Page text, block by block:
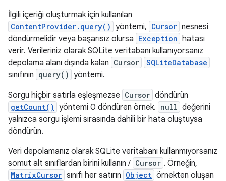
İlgili içeriği oluşturmak için kullanılan
ContentProvider.query() yöntemi, Cursor nesnesi
döndürmelidir veya başarısız olursa Exception hatası
verir. Verileriniz olarak SQLite veritabanı kullanıyorsanız
depolama alanı dışında kalan Cursor SQLiteDatabase
sınıfının query() yöntemi.
Sorgu hiçbir satırla eşleşmezse Cursor döndürün
getCount() yöntemi 0 döndüren örnek. null değerini
yalnızca sorgu işlemi sırasında dahili bir hata oluştuysa
döndürün.
Veri depolamanız olarak SQLite veritabanı kullanmıyorsanız
somut alt sınıflardan birini kullanın / Cursor . Örneğin,
MatrixCursor sınıfı her satırın Object örnekten oluşan